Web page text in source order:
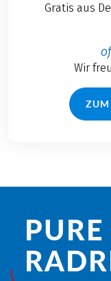
Gratis aus
Wir
ZUM
PURE